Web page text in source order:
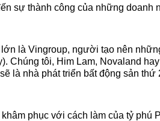
sự thành công của những doanh
là Vingroup, người tạo nên
Chúng tôi, Him Lam, Novaland
là nhà phát triển bất động sản
phục với cách làm của tỷ phú